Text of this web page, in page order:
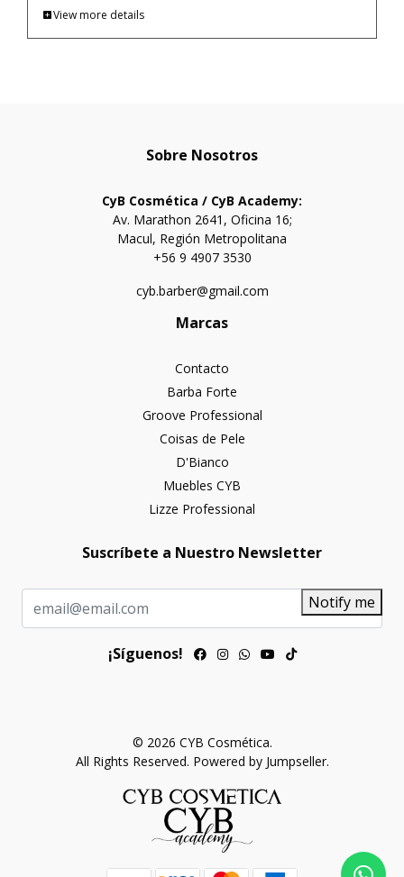
View more details
Sobre Nosotros
CyB Cosmética / CyB Academy:
Av. Marathon 2641, Oficina 16;
Macul, Región Metropolitana
+56 9 4907 3530
cyb.barber@gmail.com
Marcas
Contacto
Barba Forte
Groove Professional
Coisas de Pele
D'Bianco
Muebles CYB
Lizze Professional
Suscríbete a Nuestro Newsletter
Notify me
¡Síguenos!
© 2026 CYB Cosmética.
All Rights Reserved. Powered by Jumpseller.